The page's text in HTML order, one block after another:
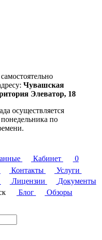
Чувашская
Элеватор, 18
осуществляется
по
Кабинет
0
Контакты
Услуги
Лицензии
Документы
Блог
Обзоры